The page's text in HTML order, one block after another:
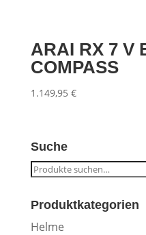
ARAI RX 7 V
COMPASS
1.149,95 €
Suche
Suche
Produktkategorien
Helme